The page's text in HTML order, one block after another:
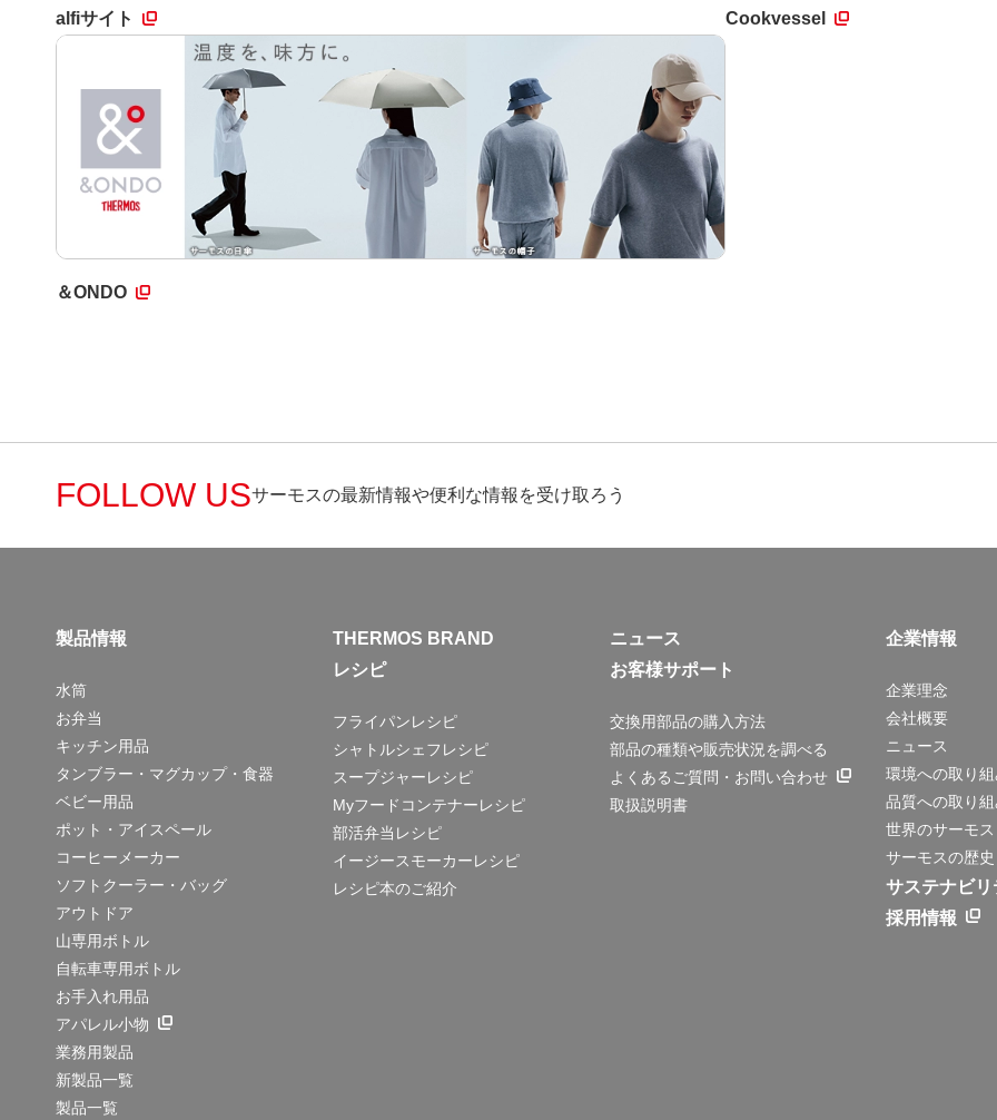
alfiサイト Cookvessel
＆ONDO
FOLLOW USサーモスの最新情報や便利な情報を受け取ろう
製品情報
水筒
お弁当
キッチン用品
タンブラー・マグカップ・食器
ベビー用品
ポット・アイスペール
コーヒーメーカー
ソフトクーラー・バッグ
アウトドア
山専用ボトル
自転車専用ボトル
お手入れ用品
アパレル小物
業務用製品
新製品一覧
製品一覧
THERMOS BRAND
レシピ
フライパンレシピ
シャトルシェフレシピ
スープジャーレシピ
Myフードコンテナーレシピ
部活弁当レシピ
イージースモーカーレシピ
レシピ本のご紹介
ニュース
お客様サポート
交換用部品の購入方法
部品の種類や販売状況を調べる
よくあるご質問・お問い合わせ
取扱説明書
企業情報
企業理念
会社概要
ニュース
環境への取り組
品質への取り組
世界のサーモス
サーモスの歴史
サステナビリ
採用情報